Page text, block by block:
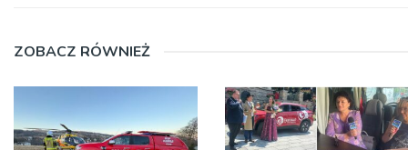
ZOBACZ RÓWNIEŻ